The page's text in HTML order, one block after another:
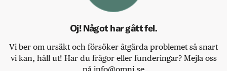
Oj! Något har gått fel.
Vi ber om ursäkt och försöker åtgärda problemet så snart
vi kan, håll ut! Har du frågor eller funderingar? Mejla oss